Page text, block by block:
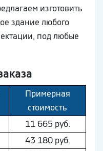
изготовить
здание любого
под любые
Примерная
стоимость
11 665 руб.
43 180 руб.